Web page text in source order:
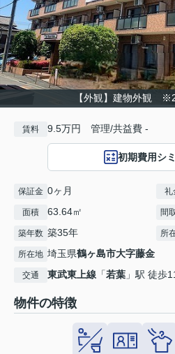
【外観】建物外観
賃料 9.5万円 管理/共益費 -
初期費用シ
保証金 0ヶ月 礼
面積 63.64㎡ 間
築年数 築35年 所
所在地 埼玉県鶴ヶ島市大字藤金
交通 東武東上線 「若葉 」駅 徒歩
物件の特徴